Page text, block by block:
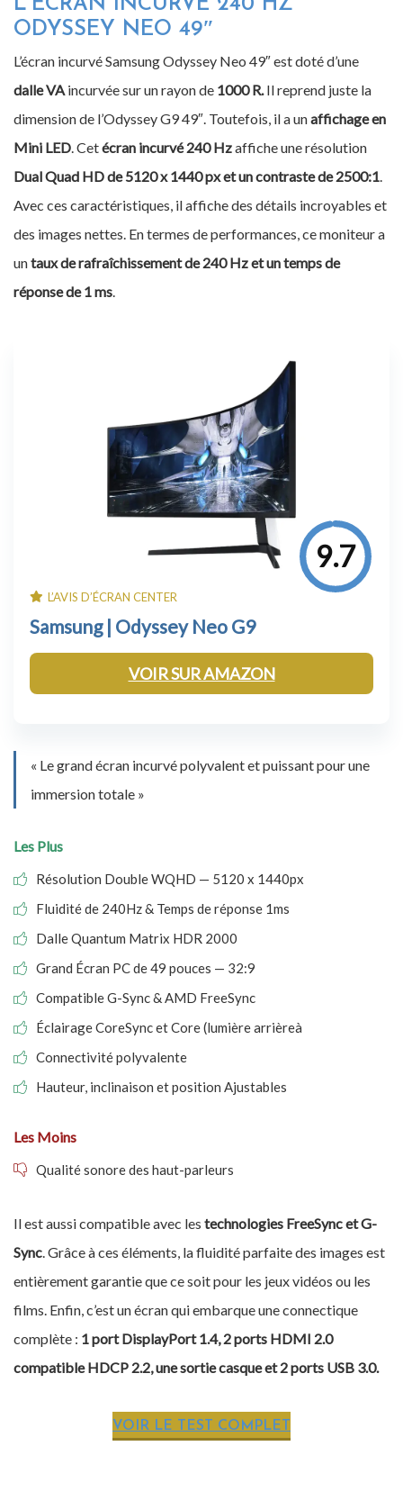
L’ÉCRAN INCURVÉ 240 HZ
ODYSSEY NEO 49″
L’écran incurvé Samsung Odyssey Neo 49″ est doté d’une
dalle VA incurvée sur un rayon de 1000 R.Il reprend juste la
dimension de l’Odyssey G9 49″. Toutefois, il a unaffichage en
Mini LED. Cetécran incurvé 240 Hzaffiche une résolution
Dual Quad HD de 5120 x 1440 px et un contraste de 2500:1.
Avec ces caractéristiques, il affiche des détails incroyables et
des images nettes. En termes de performances, ce moniteur a
untaux de rafraîchissement de 240 Hz et un temps de
réponse de 1 ms.
9.7
L’AVIS D’ÉCRAN CENTER
Samsung | Odyssey Neo G9
VOIR SUR AMAZON
« Le grand écran incurvé polyvalent et puissant pour une
immersion totale »
Les Plus
Résolution Double WQHD — 5120 x 1440px
Fluidité de 240Hz & Temps de réponse 1ms
Dalle Quantum Matrix HDR 2000
Grand Écran PC de 49 pouces — 32:9
Compatible G-Sync & AMD FreeSync
Éclairage CoreSync et Core (lumière arrièreà
Connectivité polyvalente
Hauteur, inclinaison et position Ajustables
Les Moins
Qualité sonore des haut-parleurs
Il est aussi compatible avec les technologies FreeSync et G-
Sync. Grâce à ces éléments, la fluidité parfaite des images est
entièrement garantie que ce soit pour les jeux vidéos ou les
films. Enfin, c’est un écran qui embarque une connectique
complète : 1 port DisplayPort 1.4, 2 ports HDMI 2.0
compatible HDCP 2.2, une sortie casque et 2 ports USB 3.0.
VOIR LE TEST COMPLET